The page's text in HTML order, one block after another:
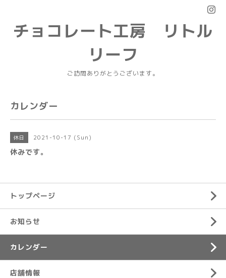
チョコレート工房 リトル
リーフ
ご訪問ありがとうございます。
カレンダー
休日 2021-10-17 (Sun)
休みです。
トップページ
お知らせ
カレンダー
店舗情報